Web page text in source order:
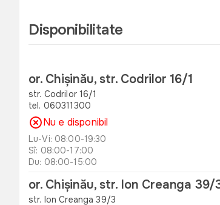
Disponibilitate
or. Chișinău, str. Codrilor 16/1
str. Codrilor 16/1
tel. 060311300
Nu e disponibil
Lu-Vi: 08:00-19:30
Sî: 08:00-17:00
Du: 08:00-15:00
or. Chișinău, str. Ion Creanga 39/
str. Ion Creanga 39/3